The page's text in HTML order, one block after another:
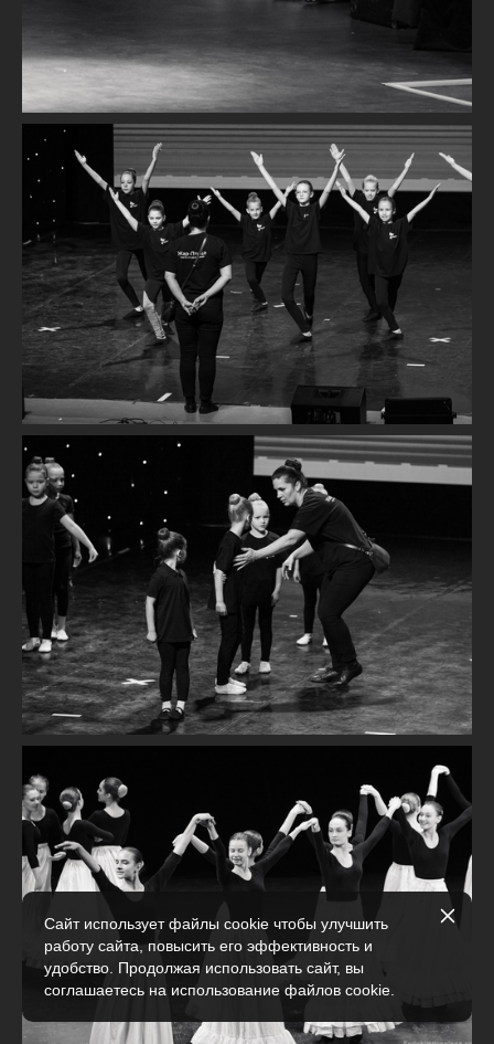
Сайт использует файлы cookie чтобы улучшить
работу сайта, повысить его эффективность и
удобство. Продолжая использовать сайт, вы
соглашаетесь на использование файлов cookie.